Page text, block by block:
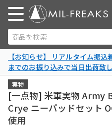
商品を検索
【お知らせ】 リアルタイム振
までのお振り込みで当日出荷致し
実物
[一点物] 米軍実物 Army
Crye ニーパッドセット
使用